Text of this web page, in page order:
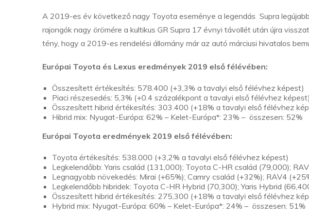
A 2019-es év következő nagy Toyota eseménye a legendás Supra
rajongók nagy örömére a kultikus GR Supra 17 évnyi távollét után újra
tény, hogy a 2019-es rendelési állomány már az autó márciusi hivatalos
Európai Toyota és Lexus eredmények 2019 első félévében:
Összesített értékesítés: 578.400 (+3,3% a tavalyi első félévhez képest)
Piaci részesedés: 5,3% (+0.4 százalékpont a tavalyi első félévhez képest)
Összesített hibrid értékesítés: 303.400 (+18% a tavalyi első félévhez
Hibrid mix: Nyugat-Európa: 62% – Kelet-Európa*: 23% – összesen: 52%
Európai Toyota eredmények 2019 első félévében:
Toyota értékesítés: 538.000 (+3,2% a tavalyi első félévhez képest)
Legkelendőbb: Yaris család (131,000); Toyota C-HR család (79,000);
Legnagyobb növekedés: Mirai (+65%); Camry család (+32%); RAV4
Legkelendőbb hibridek: Toyota C-HR Hybrid (70,300); Yaris Hybrid
Összesített hibrid értékesítés: 275,300 (+18% a tavalyi első félévhez
Hybrid mix: Nyugat-Európa: 60% – Kelet-Európa*: 24% – összesen: 51%